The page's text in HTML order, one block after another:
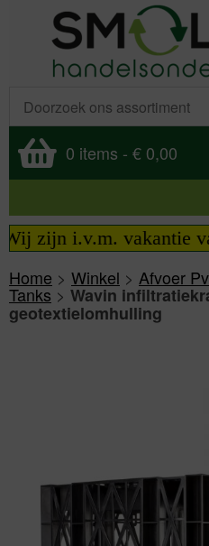
0 items - € 0,00
i.v.m. vakantie van
Home > Winkel > Afvoer
Tanks> Wavin
geotextielomhulling